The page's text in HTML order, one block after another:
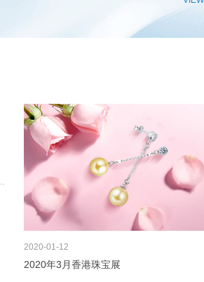
2020 01-12
2020年3月香港珠宝展